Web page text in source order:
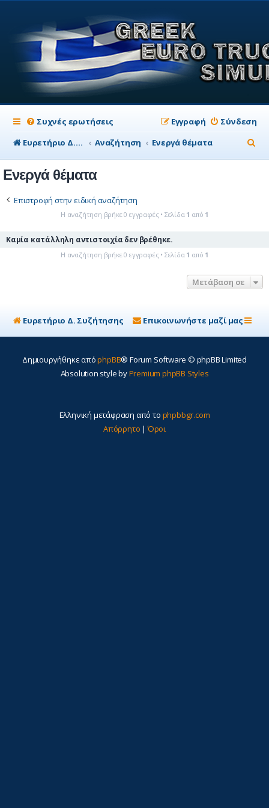
Συχνές ερωτήσεις Σύνδεση
Εγγραφή
Ευρετήριο Δ. Συζήτησης
Αναζήτηση Ενεργά θέματα
ν
η
Ενεργά θέματα
Επιστροφή στην ειδική αναζήτηση
Η αναζήτηση βρήκε 0 εγγραφές • Σελίδα 1 από 1
Καμία κατάλληλη αντιστοιχία δεν βρέθηκε.
Η αναζήτηση βρήκε 0 εγγραφές • Σελίδα 1 από 1
Μετάβαση σε
Ευρετήριο Δ. Συζήτησης Επικοινωνήστε μαζί μας
Δημιουργήθηκε απόphpBB® Forum Software © phpBB Limited
Absolution style byPremium phpBB Styles
Ελληνική μετάφραση από το phpbbgr.com
Απόρρητο |Όροι